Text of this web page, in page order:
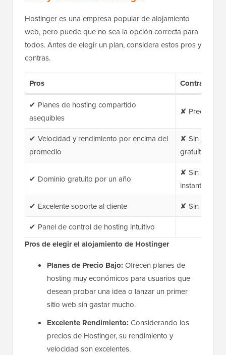
Hostinger es una empresa popular de alojamiento
web, pero puede que no sea la opción correcta para
todos. Antes de elegir un plan, considera estos pros y
contras.
Pros
Contras
✔ Planes de hosting compartido
asequibles
✘ Precios de
✔ Velocidad y rendimiento por encima del
promedio
✘ Sin
gratuitas
✔ Dominio gratuito por un año
✘ Sin
instantáneo
✔ Excelente soporte al cliente
✘ Sin
✔ Panel de control de hosting intuitivo
Pros de elegir el alojamiento de Hostinger
Planes de Precio Bajo: Ofrecen planes de
hosting muy económicos para usuarios que
desean probar una idea o lanzar un primer
sitio web sin gastar mucho.
Excelente Rendimiento: Considerando los
precios de Hostinger, su rendimiento y
velocidad son excelentes.